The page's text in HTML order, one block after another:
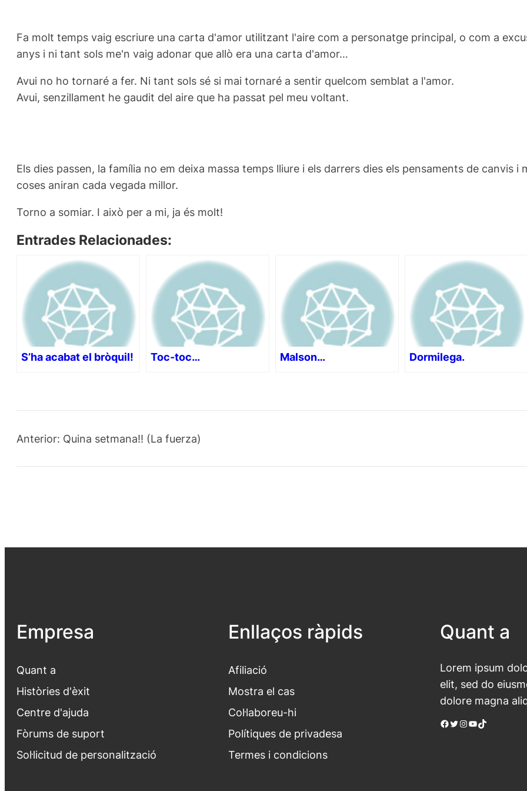
Fa molt temps vaig escriure una carta d'amor utilitzant l'aire com a personatge principal, o com a
anys i ni tant sols me'n vaig adonar que allò era una carta d'amor…
Avui no ho tornaré a fer. Ni tant sols sé si mai tornaré a sentir quelcom semblat a l'amor.
Avui, senzillament he gaudit del aire que ha passat pel meu voltant.
Els dies passen, la família no em deixa massa temps lliure i els darrers dies els pensaments de canvis
coses aniran cada vegada millor.
Torno a somiar. I això per a mi, ja és molt!
Entrades Relacionades:
S’ha acabat el bròquil! Toc-toc… Malson… Dormilega.
Anterior: Quina setmana!! (La fuerza)
Empresa
Quant a
Històries d'èxit
Centre d'ajuda
Fòrums de suport
Sol·licitud de personalització
Enllaços ràpids
Afiliació
Mostra el cas
Col·laboreu-hi
Polítiques de privadesa
Termes i condicions
Quant a
Lorem ipsum
elit, sed do
dolore magna
Facebook Twitter Instagram YouTube TikTok